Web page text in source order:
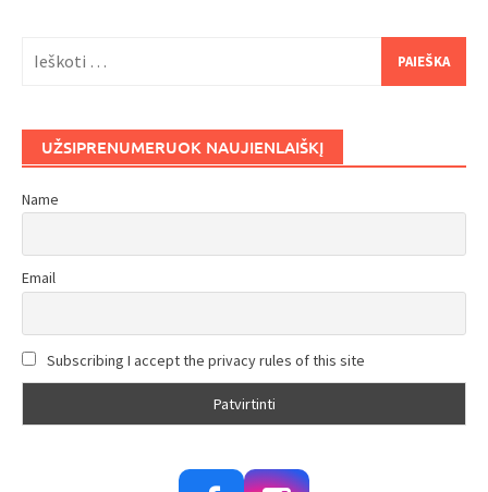
UŽSIPRENUMERUOK NAUJIENLAIŠKĮ
Name
Email
Subscribing I accept the privacy rules of this site